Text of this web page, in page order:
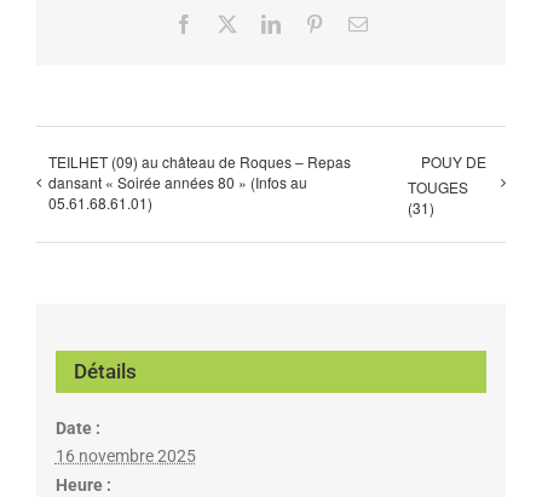
Facebook LinkedInPinterestEmail
TEILHET (09) au château de Roques – Repas
dansant « Soirée années 80 » (Infos au
05.61.68.61.01)
POUY DE
TOUGES
(31)
Détails
Date :
16 novembre 2025
Heure :